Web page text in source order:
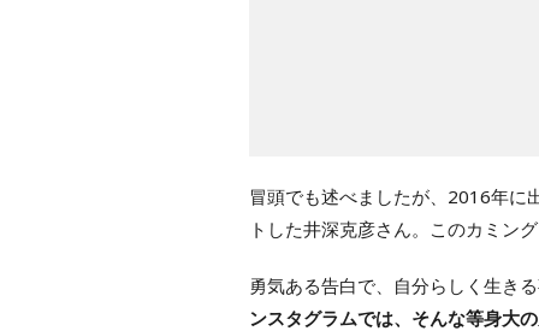
冒頭でも述べましたが、2016年に
トした井深克彦さん。このカミン
勇気ある告白で、自分らしく生き
ンスタグラムでは、そんな等身大